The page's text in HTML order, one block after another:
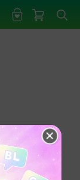
ด้วยค่ะ